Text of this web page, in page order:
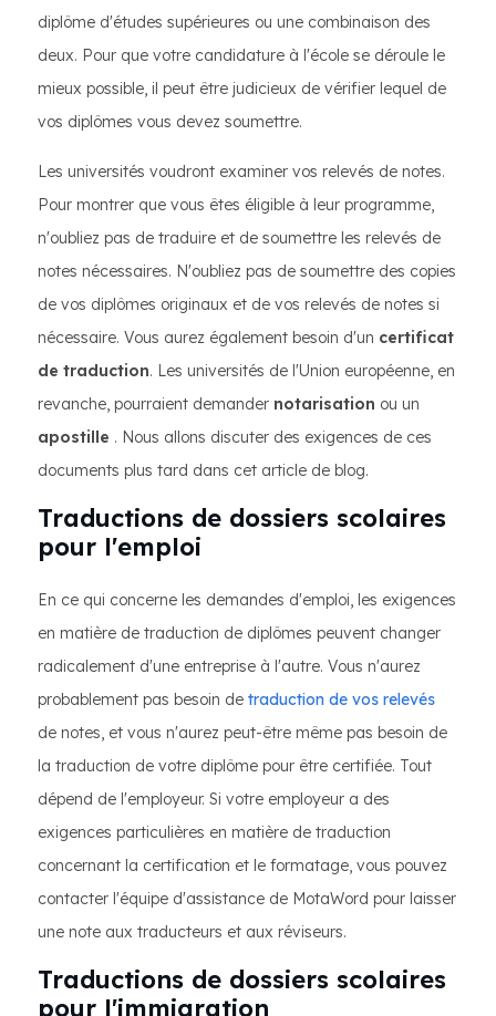
diplôme d'études supérieures ou une combinaison des
deux. Pour que votre candidature à l'école se déroule le
mieux possible, il peut être judicieux de vérifier lequel de
vos diplômes vous devez soumettre.
Les universités voudront examiner vos relevés de notes.
Pour montrer que vous êtes éligible à leur programme,
n'oubliez pas de traduire et de soumettre les relevés de
notes nécessaires. N'oubliez pas de soumettre des copies
de vos diplômes originaux et de vos relevés de notes si
nécessaire. Vous aurez également besoin d'un certificat
de traduction. Les universités de l'Union européenne, en
revanche, pourraient demander notarisation ou un
apostille . Nous allons discuter des exigences de ces
documents plus tard dans cet article de blog.
Traductions de dossiers scolaires
pour l'emploi
En ce qui concerne les demandes d'emploi, les exigences
en matière de traduction de diplômes peuvent changer
radicalement d'une entreprise à l'autre. Vous n'aurez
probablement pas besoin de traduction de vos relevés
de notes, et vous n'aurez peut-être même pas besoin de
la traduction de votre diplôme pour être certifiée. Tout
dépend de l'employeur. Si votre employeur a des
exigences particulières en matière de traduction
concernant la certification et le formatage, vous pouvez
contacter l'équipe d'assistance de MotaWord pour laisser
une note aux traducteurs et aux réviseurs.
Traductions de dossiers scolaires
pour l'immigration